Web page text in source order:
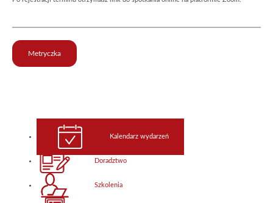
Metryczka
Kalendarz wydarzeń
Doradztwo
Szkolenia